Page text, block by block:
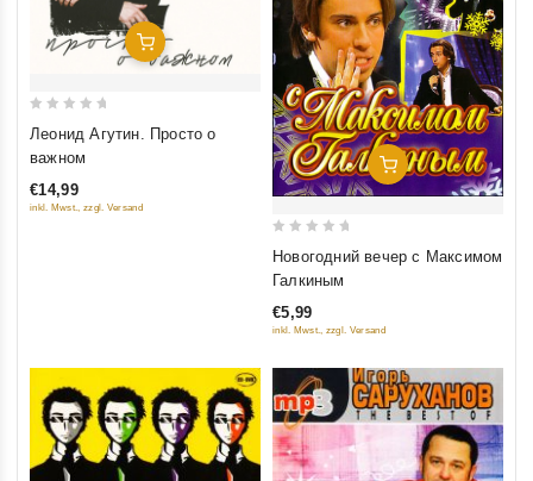
Добавить В Корзину
5
Леонид Агутин. Просто о
важном
€14,99
inkl. Mwst., zzgl. Versand
Добавить В Корзину
5
Новогодний вечер с Максимом
Галкиным
€5,99
inkl. Mwst., zzgl. Versand